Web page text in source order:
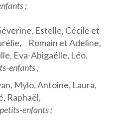
;
Estelle, Cécile et
Romain et Adeline,
Eva-Abigaëlle, Léo,
enfants ;
Mylo, Antoine, Laura,
Raphaël,
enfants ;